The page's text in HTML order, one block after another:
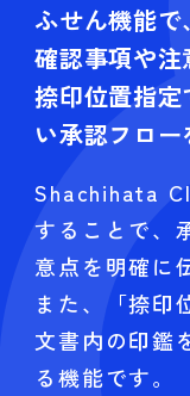
ふせん機能
確認事項や注
捺印位置指
い承認フロー
Shachihata
することで、
意点を明確に
また、「捺印
文書内の印鑑
る機能です。